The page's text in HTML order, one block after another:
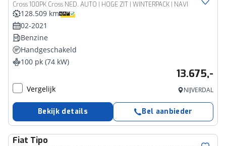
Cross 100PK Cross NED. AUTO | HOGE ZIT | WINTERPACK | NAVI
128.509 km
02-2021
Benzine
Handgeschakeld
100 pk (74 kW)
13.675,-
Vergelijk NIJVERDAL
Bekijk details Bel aanbieder
Fiat Tipo